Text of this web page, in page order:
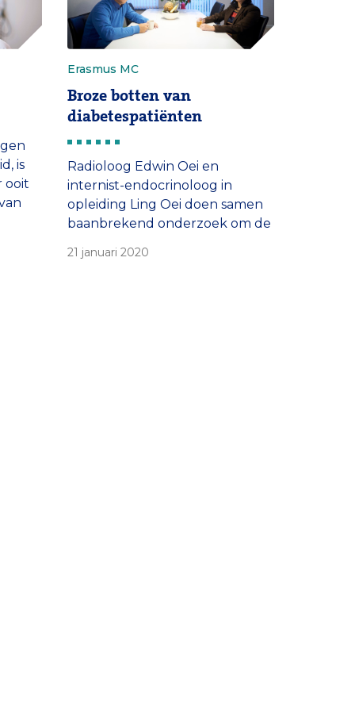
is
ooit
Erasmus MC
Broze botten van
diabetespatiënten
Radioloog Edwin Oei en
internist-endocrinoloog in
opleiding Ling Oei doen samen
baanbrekend onderzoek om de
diabetes en botontkalking te
21 januari 2020